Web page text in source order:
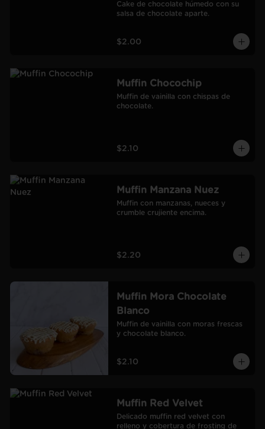
Cake de chocolate húmedo con su
salsa de chocolate aparte.
$2.00
Muffin Chocochip
Muffin de vainilla con chispas de
chocolate.
$2.10
Muffin Manzana Nuez
Muffin con manzanas, nueces y
crumble crujiente encima.
$2.20
Muffin Mora Chocolate
Blanco
Muffin de vainilla con moras frescas
y chocolate blanco.
$2.10
Muffin Red Velvet
Delicado muffin red velvet con
relleno y cobertura de frosting de